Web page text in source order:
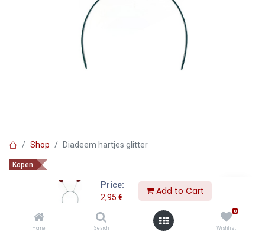
Price:
2,95 €
Add to Cart
Home Search
0
Wishlist
Shop Diadeem hartjes glitter
Kopen
Diadeem hartjes glitter